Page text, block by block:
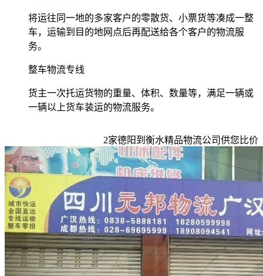
将运往同一地的多家客户的零散货、小票货等凑成一整
车，运输到目的地网点后再配送给各个客户的物流服
务。
整车物流专线
货主一次托运货物的重量、体积、数量等，满足一辆或
一辆以上货车装运的物流服务。
2家德阳到衡水精品物流公司供您比价